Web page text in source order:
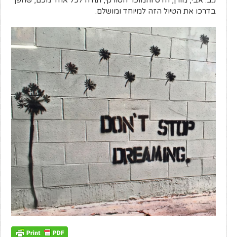
בדרכו את הטיול הזה למיוחד ומושלם.